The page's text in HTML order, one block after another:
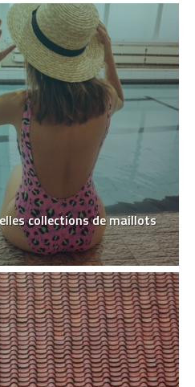
collections de maillots